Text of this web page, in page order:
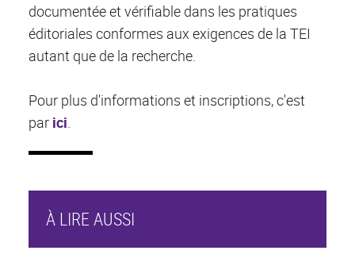
documentée et vérifiable dans les pratiques
éditoriales conformes aux exigences de la TEI
autant que de la recherche.
Pour plus d'informations et inscriptions, c'est
par ici.
À LIRE AUSSI